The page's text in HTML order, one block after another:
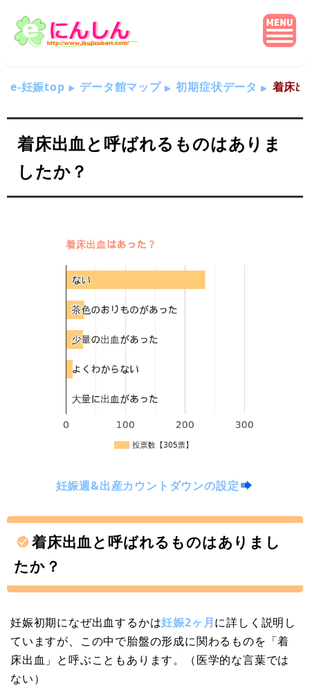
e-妊娠top データ館マップ 初期症状データ 着床
着床出血と呼ばれるものはありま
したか？
妊娠週&出産カウントダウンの設定
着床出血と呼ばれるものはありまし
たか？
妊娠初期になぜ出血するかは妊娠2ヶ月に詳しく説明し
ていますが、この中で胎盤の形成に関わるものを「着
床出血」と呼ぶこともあります。（医学的な言葉では
ない）